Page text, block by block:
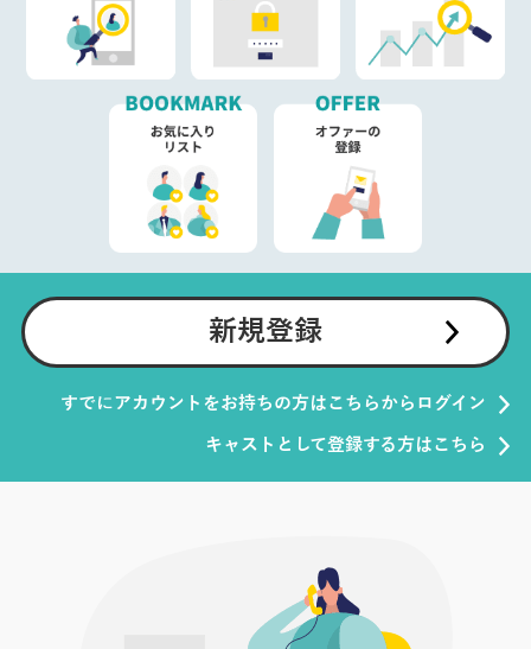
新規登録
すでにアカウントをお持ちの方はこちらからログイン
キャストとして登録する方はこちら